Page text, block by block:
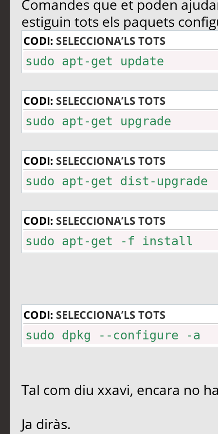
Comandes que et poden
estiguin tots els paquets
CODI: SELECCIONA’LS TOTS
sudo apt-get update
CODI: SELECCIONA’LS TOTS
sudo apt-get upgrade
CODI: SELECCIONA’LS TOTS
sudo apt-get dist-upgrade
CODI: SELECCIONA’LS TOTS
sudo apt-get -f install
CODI: SELECCIONA’LS TOTS
sudo dpkg --configure -a
Tal com diu xxavi, encara no
Ja diràs.